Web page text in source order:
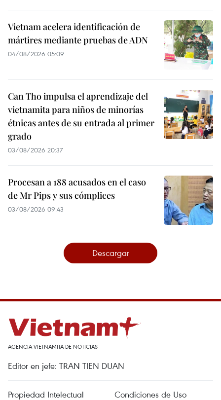
Vietnam acelera identificación de
mártires mediante pruebas de ADN
04/08/2026 05:09
Can Tho impulsa el aprendizaje del
vietnamita para niños de minorías
étnicas antes de su entrada al primer
grado
03/08/2026 20:37
Procesan a 188 acusados en el caso
de Mr Pips y sus cómplices
03/08/2026 09:43
Descargar
AGENCIA VIETNAMITA DE NOTICIAS
Editor en jefe: TRAN TIEN DUAN
Propiedad Intelectual Condiciones de Uso